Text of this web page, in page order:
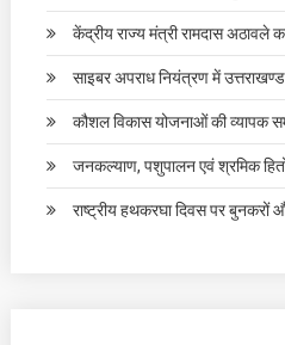
केंद्रीय राज्य मंत्री रामदास अठावले
साइबर अपराध नियंत्रण में
कौशल विकास योजनाओं की व्यापक
जनकल्याण, पशुपालन एवं श्रमिक
राष्ट्रीय हथकरघा दिवस पर बुनकरों